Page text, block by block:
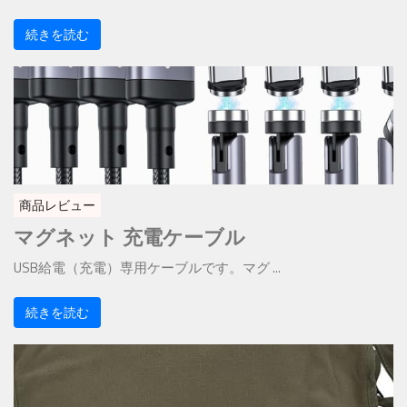
続きを読む
商品レビュー
マグネット 充電ケーブル
USB給電（充電）専用ケーブルです。マグ ...
続きを読む